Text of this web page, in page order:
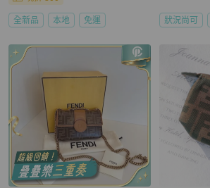
全新品 本地 免運 狀況尚可